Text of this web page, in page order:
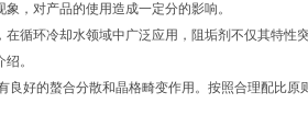
，对产品的使用造成一定分的影响。
环冷却水领域中广泛应用，阻垢剂不仅其特性
。
好的螯合分散和晶格畸变作用。按照合理配比原